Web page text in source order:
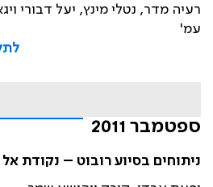
רעיה מדר, נטלי מינץ, יעל דבורי
עמ'
ספטמבר 2011
ניתוחים בסיוע רובוט – נקודת אל